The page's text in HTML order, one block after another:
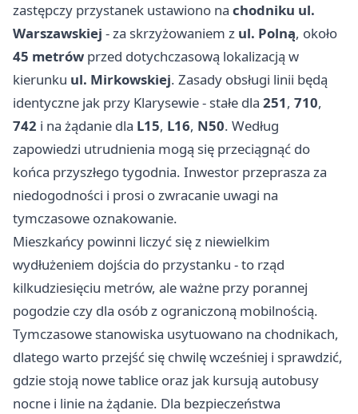
zastępczy przystanek ustawiono na chodniku ul.
Warszawskiej - za skrzyżowaniem z ul. Polną, około
45 metrów przed dotychczasową lokalizacją w
kierunku ul. Mirkowskiej. Zasady obsługi linii będą
identyczne jak przy Klarysewie - stałe dla 251, 710,
742 i na żądanie dla L15, L16, N50. Według
zapowiedzi utrudnienia mogą się przeciągnąć do
końca przyszłego tygodnia. Inwestor przeprasza za
niedogodności i prosi o zwracanie uwagi na
tymczasowe oznakowanie.
Mieszkańcy powinni liczyć się z niewielkim
wydłużeniem dojścia do przystanku - to rząd
kilkudziesięciu metrów, ale ważne przy porannej
pogodzie czy dla osób z ograniczoną mobilnością.
Tymczasowe stanowiska usytuowano na chodnikach,
dlatego warto przejść się chwilę wcześniej i sprawdzić,
gdzie stoją nowe tablice oraz jak kursują autobusy
nocne i linie na żądanie. Dla bezpieczeństwa